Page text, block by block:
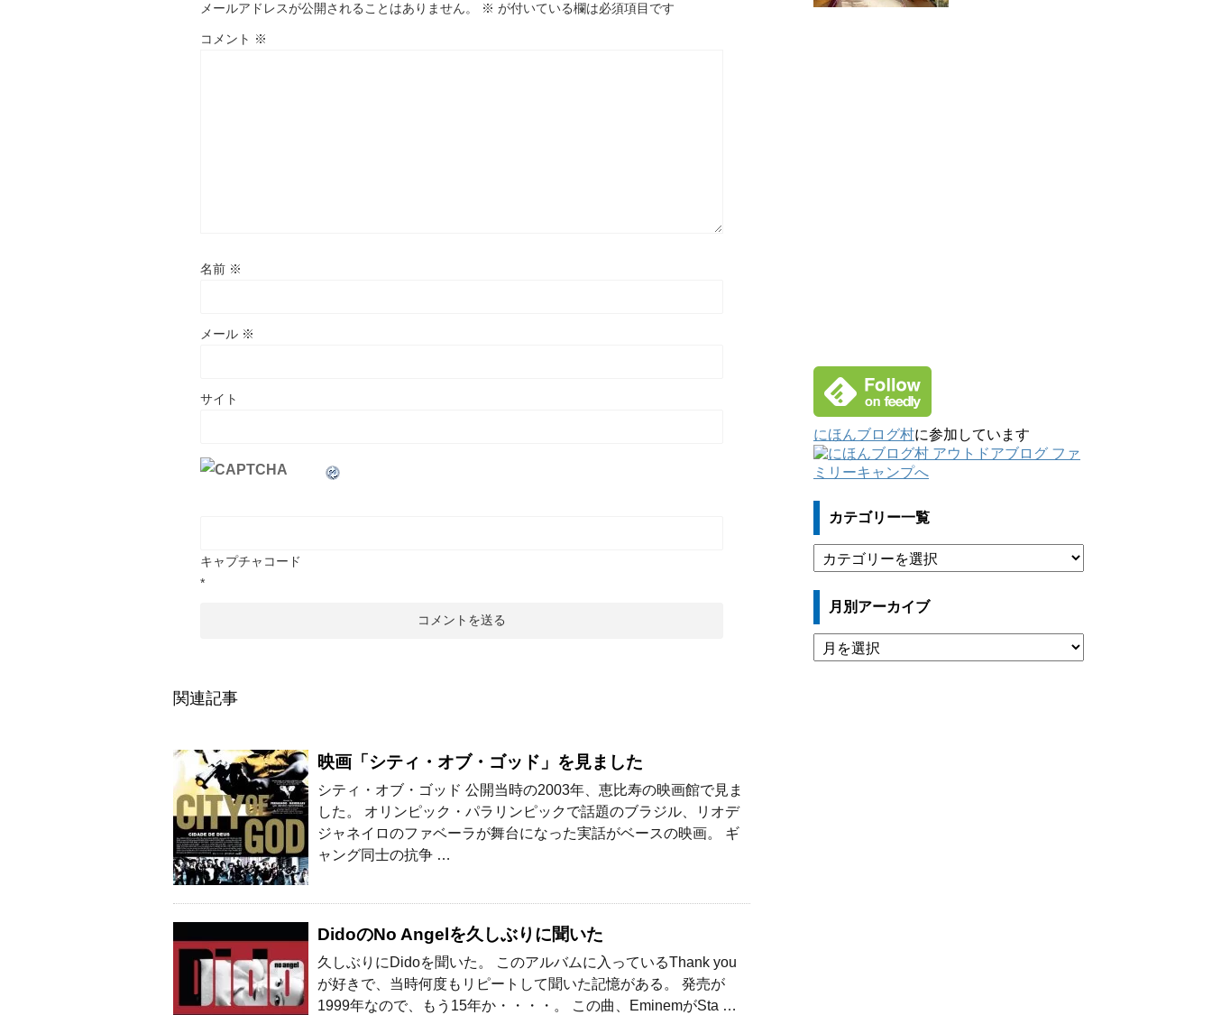
メールアドレスが公開されることはありません。 ※ が付いている欄は必須項目です
コメント ※
名前 ※
メール ※
サイト
キャプチャコード
*
関連記事
映画「シティ・オブ・ゴッド」を見ました
シティ・オブ・ゴッド 公開当時の2003年、恵比寿の映画館で見ま
した。 オリンピック・パラリンピックで話題のブラジル、リオデ
ジャネイロのファベーラが舞台になった実話がベースの映画。 ギ
ャング同士の抗争 …
DidoのNo Angelを久しぶりに聞いた
久しぶりにDidoを聞いた。 このアルバムに入っているThank you
が好きで、当時何度もリピートして聞いた記憶がある。 発売が
1999年なので、もう15年か・・・・。 この曲、EminemがSta …
にほんブログ村に参加しています
カテゴリー一覧
テ
ゴ
ー
一
覧
月別アーカイブ
月
別